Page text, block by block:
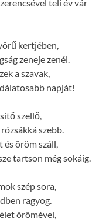
teli év vár
kertjében,
zeneje zenél.
a szavak,
napját!
szellő,
szebb.
és öröm száll,
tartson még sokáig.
szép sora,
ragyog.
örömével,